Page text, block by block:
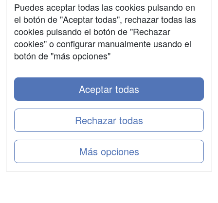
Copyleft
Puedes aceptar todas las cookies pulsando en
el botón de "Aceptar todas", rechazar todas las
cookies pulsando el botón de "Rechazar
cookies" o configurar manualmente usando el
botón de "más opciones"
Más opciones
Rechazar todas
Aceptar todas